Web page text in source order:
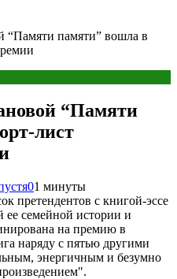
памяти” вошла в
“Памяти
лист
01 минуты
претендентов с книгой-эссе
семейной истории и
на премию в
наряду с пятью другими
энергичным и безумно